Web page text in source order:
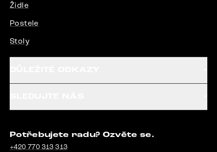
Židle
Postele
Stoly
Potřebujete radu? Ozvěte se.
+420 770 313 313